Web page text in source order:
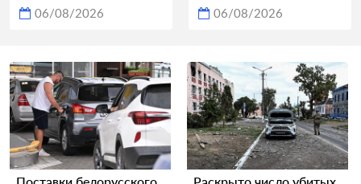
06/08/2026 06/08/2026
Поставки белорусского Раскрыто число убитых